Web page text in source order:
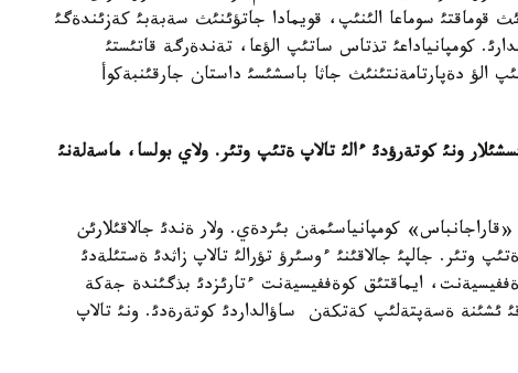
قوماقتئ سوماعا الئنئپ، قويمادا جاتؤئنئث سةبةبئ کةزئندةگئ
کومپانياداعئ تذتاس ساتئپ الؤعا، تةندةرگة قاتئستئ
دةپارتامةنتئنئث جاثا باسشئسئ داستان جارقئنبةکوأ
ونئ کوتةرؤدئ ءالئ تالاپ ةتئپ وتئر. ولاي بولسا، ماسةلةنئ
کومپانياسئمةن بئردةي. ولار ةندئ جالاقئلارئن
وتئر. جالپئ جالاقئنئ ءوسئرؤ تؤرالئ تالاپ زاثدئ ةستئلةدئ
ايماقتئق کوةففيسيةنت ءتارئزدئ بذگئندة جةکة
ئشئنة ةسةپتةلئپ کةتکةن ساؤالداردئ کوتةرةدئ. ونئ تالاپ